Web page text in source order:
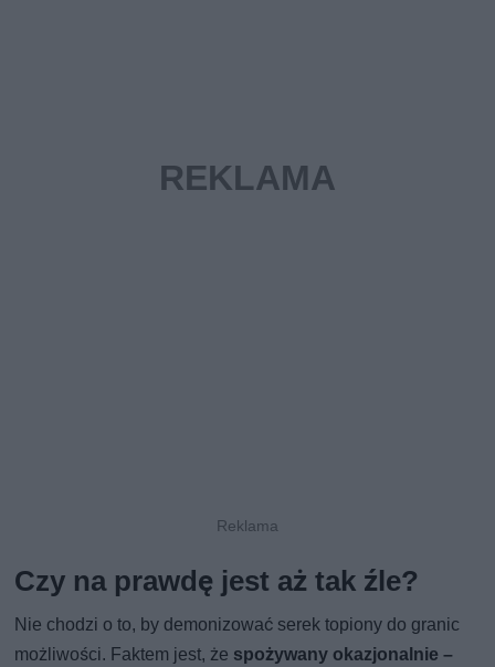
Czy na prawdę jest aż tak źle?
Nie chodzi o to, by demonizować serek topiony do granic
możliwości. Faktem jest, że spożywany okazjonalnie –